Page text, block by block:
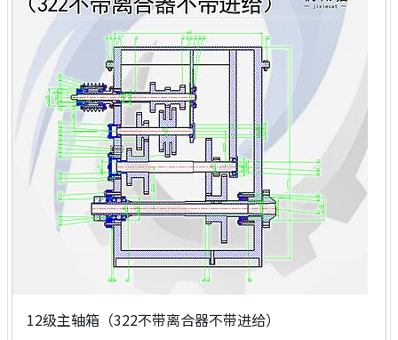
12级主轴箱（322不带离合器不带进给）